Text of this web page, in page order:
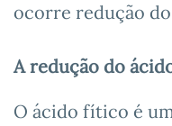
ocorre redução
A redução do
O ácido fítico é